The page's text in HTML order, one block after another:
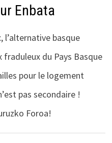
Enbata
l’alternative basque
du Pays Basque
pour le logement
pas secondaire !
Foroa!